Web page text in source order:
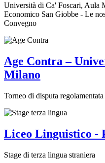
Università di Ca' Foscari, Aula
Economico San Giobbe - Le
Convegno
Age Contra –
Milano
Torneo di disputa
Liceo Linguistico -
Stage di terza lingua straniera